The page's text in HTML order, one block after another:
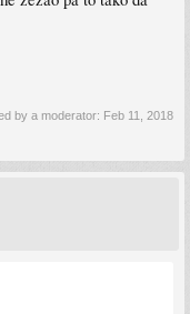
by a moderator: Feb 11, 2018